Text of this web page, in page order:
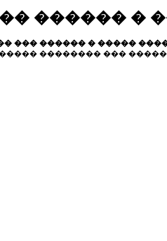
������ �
��� ������ � �����
�������� ���